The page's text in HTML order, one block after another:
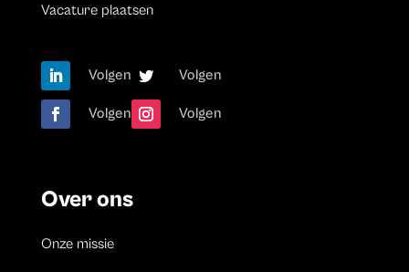
Vacature plaatsen
Volgen Volgen
Volgen Volgen
Over ons
Onze missie